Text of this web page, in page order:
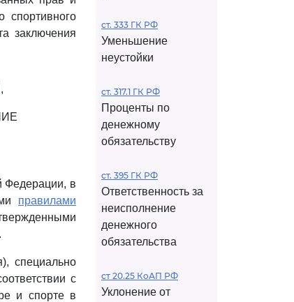
спортивного
заключения
Федерации, в
правилами
специально
с
и спорте в
ст. 333 ГК РФ
Уменьшение
неустойки
ст. 317.1 ГК РФ
Проценты по
денежному
обязательству
ст. 395 ГК РФ
Ответственность за
неисполнение
денежного
обязательства
ст 20.25 КоАП РФ
Уклонение от